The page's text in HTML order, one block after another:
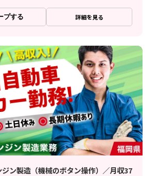
プする 詳細を見る
ジン製造（機械のボタン操作）／月収37